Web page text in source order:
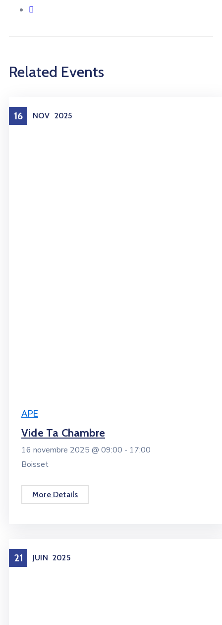
Related Events
16 NOV 2025
APE
Vide Ta Chambre
16 novembre 2025 @ 09:00 - 17:00
Boisset
More Details
21 JUIN 2025